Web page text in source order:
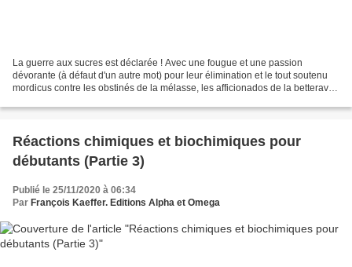
La guerre aux sucres est déclarée ! Avec une fougue et une passion
dévorante (à défaut d'un autre mot) pour leur élimination et le tout soutenu
mordicus contre les obstinés de la mélasse, les afficionados de la betterave
Réactions chimiques et biochimiques pour
débutants (Partie 3)
Publié le 25/11/2020 à 06:34
Par François Kaeffer. Editions Alpha et Omega